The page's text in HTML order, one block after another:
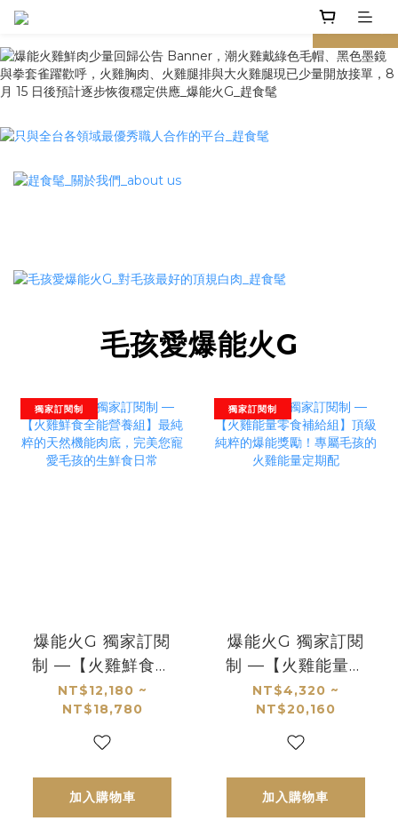
prev next
毛孩愛爆能火G
獨家訂閱制
爆能火G 獨家訂閱
制 —【火雞鮮食全
能營養組】最純粹
的天然機能肉底，
完美您寵愛毛孩的
NT$12,180 ~
NT$18,780
加入購物車
獨家訂閱制
爆能火G 獨家訂閱
制 —【火雞能量零
食補給組】頂級純
粹的爆能獎勵！專
屬毛孩的火雞能量
NT$4,320 ~
NT$20,160
加入購物車